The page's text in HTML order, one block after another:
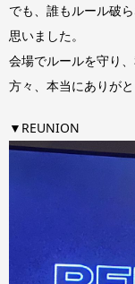
でも、誰もルール破
思いました。
会場でルールを守り
方々、本当にありがと
▼REUNION